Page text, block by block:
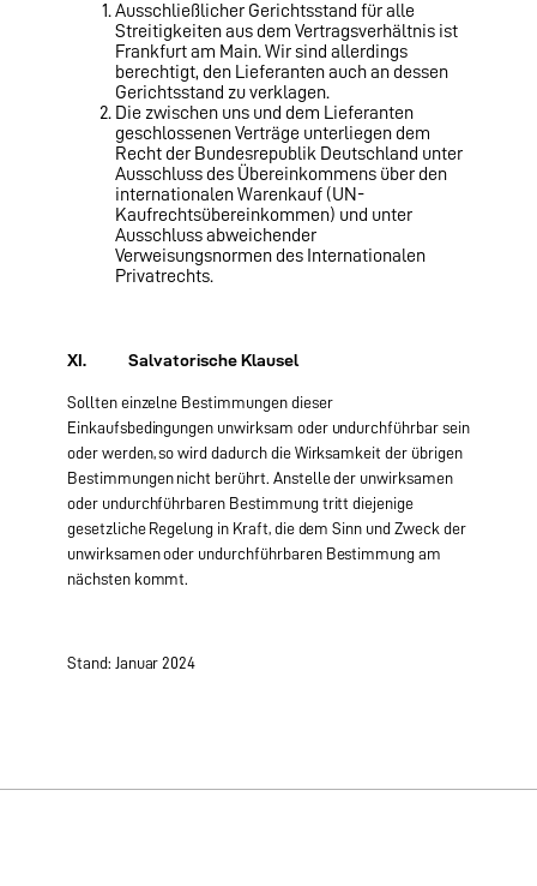
Ausschließlicher Gerichtsstand für alle
Streitigkeiten aus dem Vertragsverhältnis ist
Frankfurt am Main. Wir sind allerdings
berechtigt, den Lieferanten auch an dessen
Gerichtsstand zu verklagen.
Die zwischen uns und dem Lieferanten
geschlossenen Verträge unterliegen dem
Recht der Bundesre­publik Deutschland unter
Ausschluss des Übereinkommens über den
internationalen Warenkauf (UN-
Kaufrechtsübereinkommen) und unter
Ausschluss abweichender
Verweisungsnormen des Internationalen
Privatrechts.
XI. Salvatorische Klausel
Sollten einzelne Bestimmungen dieser
Einkaufsbedingungen unwirksam oder undurchführbar sein
oder werden, so wird dadurch die Wirksamkeit der übrigen
Bestimmungen nicht berührt. Anstelle der unwirksamen
oder undurchführbaren Bestimmung tritt diejenige
gesetzliche Regelung in Kraft, die dem Sinn und Zweck der
unwirksamen oder undurchführbaren Bestimmung am
nächsten kommt.
Stand: Januar 2024